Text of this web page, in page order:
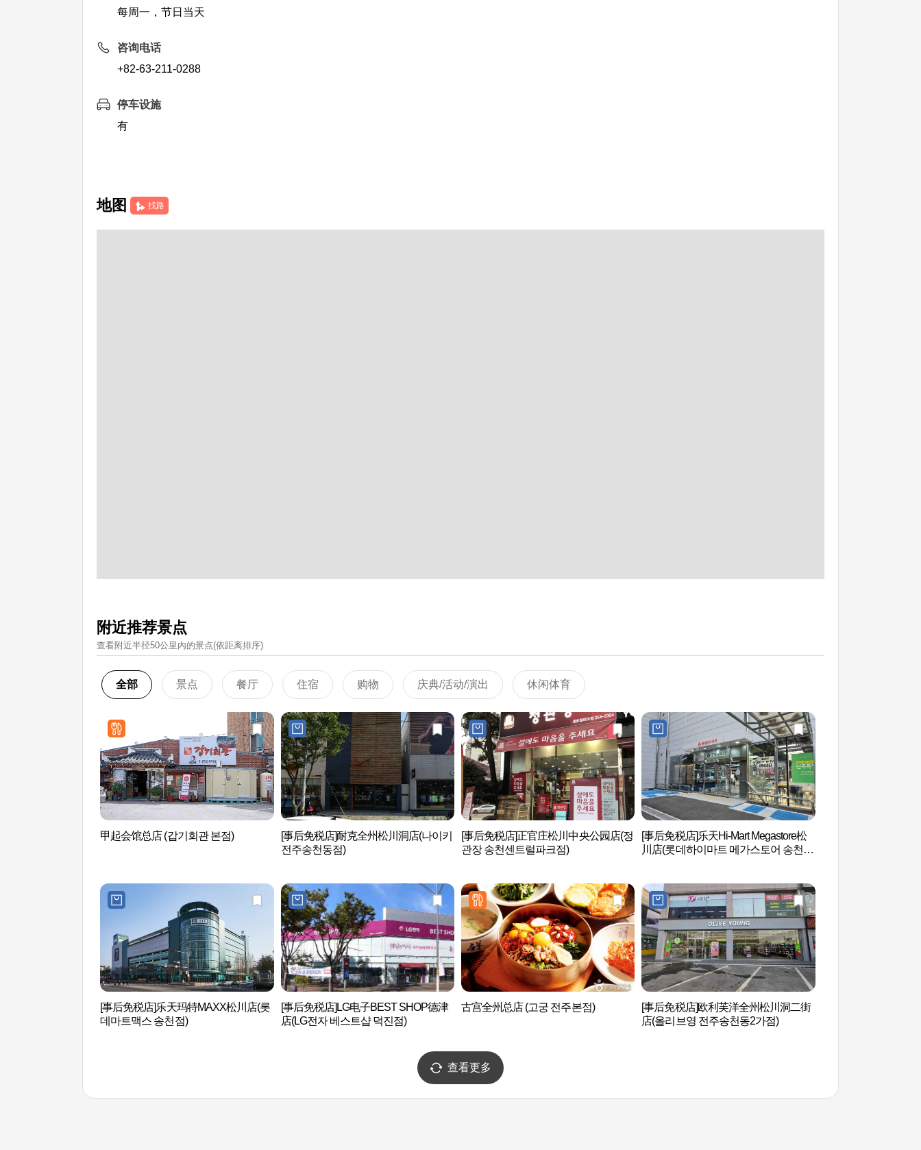
每周一，节日当天
咨询电话
+82-63-211-0288
停车设施
有
地图 找路
附近推荐景点
查看附近半径50公里內的景点(依距离排序)
全部 景点 餐厅 住宿 购物 庆典/活动/演出 休闲体育
甲起会馆总店 (갑기회관 본점)
[事后免税店]耐克全州松川洞店(나이키
전주송천동점)
[事后免税店]正官庄松川中央公园店(정
관장 송천센트럴파크점)
[事后免税店]乐天Hi-Mart Megastore松
川店(롯데하이마트 메가스토어 송천
[事后免税店]乐天玛特MAXX松川店(롯
데마트맥스 송천점)
[事后免税店]LG电子BEST SHOP德津
店(LG전자 베스트샵 덕진점)
古宫全州总店 (고궁 전주본점)
[事后免税店]欧利芙洋全州松川洞二街
店(올리브영 전주송천동2가점)
查看更多